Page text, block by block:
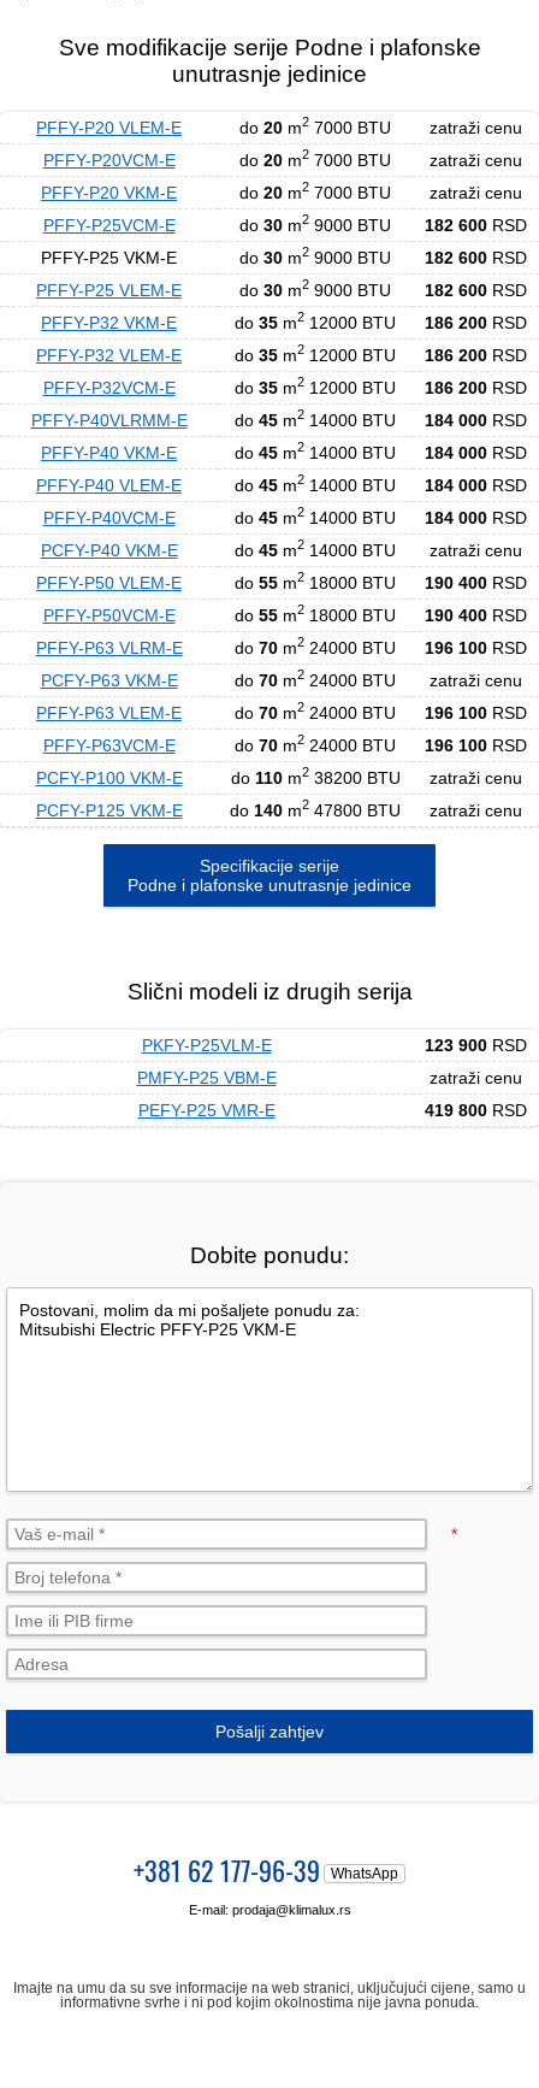
Sve modifikacije serije Podne i plafonske
unutrasnje jedinice
PFFY-P20 VLEM-E do 20 m2 7000 BTU
zatraži cenu
PFFY-P20VCM-E
do 20 m2 7000 BTU
zatraži cenu
PFFY-P20 VKM-E
do 20 m2 7000 BTU
zatraži cenu
PFFY-P25VCM-E
do 30 m2 9000 BTU 182 600 RSD
PFFY-P25 VKM-E
do 30 m2 9000 BTU 182 600 RSD
PFFY-P25 VLEM-E
do 30 m2 9000 BTU 182 600 RSD
PFFY-P32 VKM-E
do 35 m2 12000 BTU 186 200 RSD
PFFY-P32 VLEM-E
do 35 m2 12000 BTU 186 200 RSD
PFFY-P32VCM-E
do 35 m2 12000 BTU 186 200 RSD
PFFY-P40VLRMM-E
do 45 m2 14000 BTU 184 000 RSD
PFFY-P40 VKM-E
do 45 m2 14000 BTU 184 000 RSD
PFFY-P40 VLEM-E
do 45 m2 14000 BTU 184 000 RSD
PFFY-P40VCM-E
do 45 m2 14000 BTU 184 000 RSD
PCFY-P40 VKM-E
do 45 m2 14000 BTU
zatraži cenu
PFFY-P50 VLEM-E
do 55 m2 18000 BTU 190 400 RSD
PFFY-P50VCM-E
do 55 m2 18000 BTU 190 400 RSD
PFFY-P63 VLRM-E
do 70 m2 24000 BTU 196 100 RSD
PCFY-P63 VKM-E
do 70 m2 24000 BTU
zatraži cenu
PFFY-P63 VLEM-E
do 70 m2 24000 BTU 196 100 RSD
PFFY-P63VCM-E
do 70 m2 24000 BTU 196 100 RSD
PCFY-P100 VKM-E
do 110m2 38200 BTU
zatraži cenu
PCFY-P125 VKM-E
do 140 m2 47800 BTU zatraži cenu
Specifikacije serije
Podne i plafonske unutrasnje jedinice
Slični modeli iz drugih serija
PKFY-P25VLM-E 123 900 RSD
PMFY-P25 VBM-E
zatraži cenu
PEFY-P25 VMR-E
419 800 RSD
Dobite ponudu:
*
Pošalji zahtjev
+381 62 177-96-39 WhatsApp
E-mail: prodaja@klimalux.rs
Imajte na umu da su sve informacije na web stranici, uključujući cijene, samo u
informativne svrhe i ni pod kojim okolnostima nije javna ponuda.